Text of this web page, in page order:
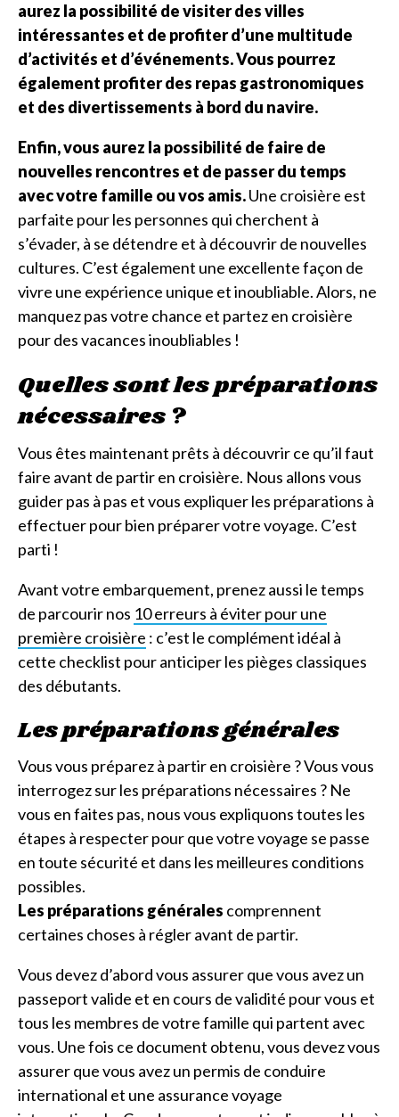
aurez la possibilité de visiter des villes
intéressantes et de profiter d’une multitude
d’activités et d’événements. Vous pourrez
également profiter des repas gastronomiques
et des divertissements à bord du navire.
Enfin, vous aurez la possibilité de faire de
nouvelles rencontres et de passer du temps
avec votre famille ou vos amis.Une croisière est
parfaite pour les personnes qui cherchent à
s’évader, à se détendre et à découvrir de nouvelles
cultures. C’est également une excellente façon de
vivre une expérience unique et inoubliable. Alors, ne
manquez pas votre chance et partez en croisière
pour des vacances inoubliables !
Quelles sont les préparations
nécessaires ?
Vous êtes maintenant prêts à découvrir ce qu’il faut
faire avant de partir en croisière. Nous allons vous
guider pas à pas et vous expliquer les préparations à
effectuer pour bien préparer votre voyage. C’est
parti !
Avant votre embarquement, prenez aussi le temps
de parcourir nos 10 erreurs à éviter pour une
première croisière : c’est le complément idéal à
cette checklist pour anticiper les pièges classiques
des débutants.
Les préparations générales
Vous vous préparez à partir en croisière ? Vous vous
interrogez sur les préparations nécessaires ? Ne
vous en faites pas, nous vous expliquons toutes les
étapes à respecter pour que votre voyage se passe
en toute sécurité et dans les meilleures conditions
possibles.
Les préparations générales comprennent
certaines choses à régler avant de partir.
Vous devez d’abord vous assurer que vous avez un
passeport valide et en cours de validité pour vous et
tous les membres de votre famille qui partent avec
vous. Une fois ce document obtenu, vous devez vous
assurer que vous avez un permis de conduire
international et une assurance voyage